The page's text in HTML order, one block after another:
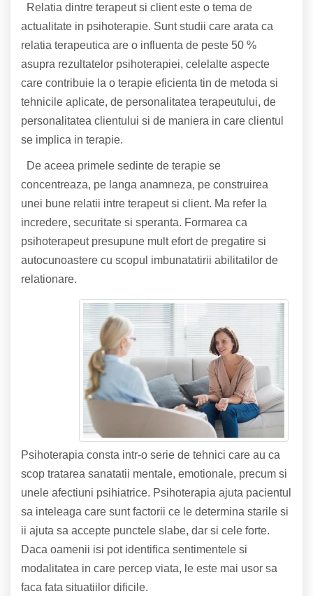
Relatia dintre terapeut si client este o tema de
actualitate in psihoterapie. Sunt studii care arata ca
relatia terapeutica are o influenta de peste 50 %
asupra rezultatelor psihoterapiei, celelalte aspecte
care contribuie la o terapie eficienta tin de metoda si
tehnicile aplicate, de personalitatea terapeutului, de
personalitatea clientului si de maniera in care clientul
se implica in terapie.
De aceea primele sedinte de terapie se
concentreaza, pe langa anamneza, pe construirea
unei bune relatii intre terapeut si client. Ma refer la
incredere, securitate si speranta. Formarea ca
psihoterapeut presupune mult efort de pregatire si
autocunoastere cu scopul imbunatatirii abilitatilor de
relationare.
Psihoterapia consta intr-o serie de tehnici care au ca
scop tratarea sanatatii mentale, emotionale, precum si
unele afectiuni psihiatrice. Psihoterapia ajuta pacientul
sa inteleaga care sunt factorii ce le determina starile si
ii ajuta sa accepte punctele slabe, dar si cele forte.
Daca oamenii isi pot identifica sentimentele si
modalitatea in care percep viata, le este mai usor sa
faca fata situatiilor dificile.